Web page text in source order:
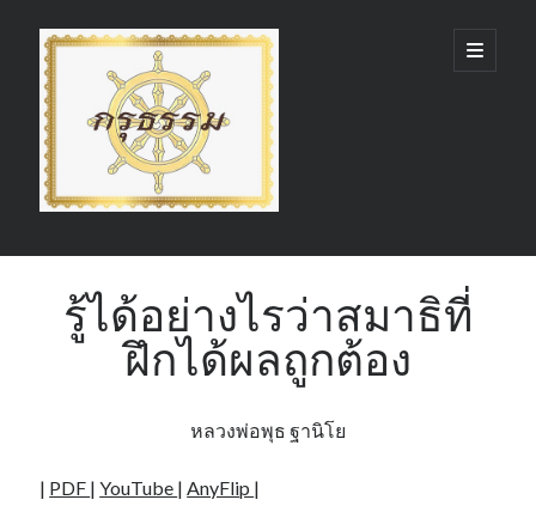
กรุ
ธรรม
(GruDhamma.com)
open
primary
Sidebar
Recent Comments
รู้ได้อย่างไรว่าสมาธิที่
ฝึกได้ผลถูกต้อง
หลวงพ่อพุธ ฐานิโย
| PDF |YouTube |AnyFlip |